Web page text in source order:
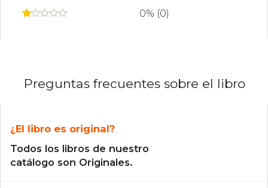
0% (0)
Preguntas frecuentes sobre el libro
¿El libro es original?
Todos los libros de nuestro
catálogo son Originales.